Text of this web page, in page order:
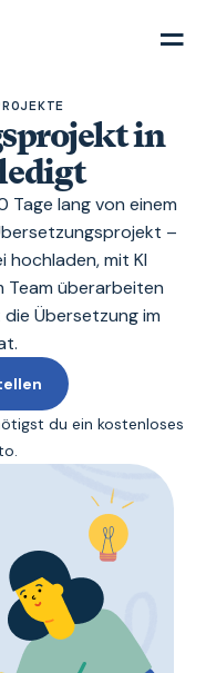
in
lang von einem
–
hochladen, mit KI
Team überarbeiten
Übersetzung im
du ein kostenloses